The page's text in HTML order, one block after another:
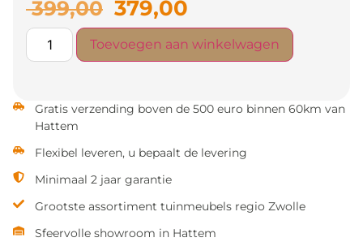
399,00 379,00
Toevoegen aan winkelwagen
Gratis verzending boven de 500 euro binnen 60km van
Hattem
Flexibel leveren, u bepaalt de levering
Minimaal 2 jaar garantie
Grootste assortiment tuinmeubels regio Zwolle
Sfeervolle showroom in Hattem